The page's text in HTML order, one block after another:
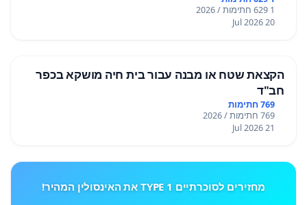
1 629 חתימות / 2026
20 Jul 2026
הקצאת שטח או מבנה עבור בית חיה מושקא בכפר
חב"ד
769 חתימות
769 חתימות / 2026
21 Jul 2026
מחזירים לסוכרתיים TYPE 1 את האינסולין המהיר!